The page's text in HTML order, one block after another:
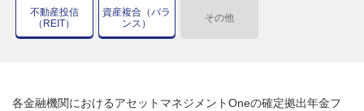
不動産投信
（REIT）
資産複合（バラ
ンス）
その他
各金融機関におけるアセットマネジメントOneの確定拠出年金フ